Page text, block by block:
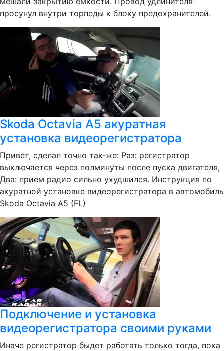
просунул внутри торпеды к блоку предохранителей.
Skoda Octavia A5 акуратная
установка видеорегистратора
Привет, сделал точно так-же: Раз: регистратор
выключается через полминуты после пуска двигателя,
Два: прием радио сильно ухудшился. Инструкция по
акуратной установке видеорегистратора в автомобиль
Skoda Octavia A5 (FL)
Подключение и установка
видеорегистратора своими руками
Иначе регистратор быдет работать только тогда, пока